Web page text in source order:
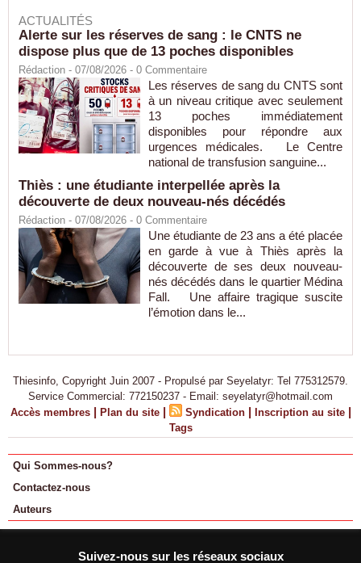
ACTUALITÉS
Alerte sur les réserves de sang : le CNTS ne
dispose plus que de 13 poches disponibles
Rédaction - 07/08/2026 - 0 Commentaire
Les réserves de sang du CNTS sont
à un niveau critique avec seulement
13 poches immédiatement
disponibles pour répondre aux
urgences médicales. Le Centre
national de transfusion sanguine...
Thiès : une étudiante interpellée après la
découverte de deux nouveau-nés décédés
Rédaction - 07/08/2026 - 0 Commentaire
Une étudiante de 23 ans a été placée
en garde à vue à Thiès après la
découverte de ses deux nouveau-
nés décédés dans le quartier Médina
Fall. Une affaire tragique suscite
l’émotion dans le...
Thiesinfo, Copyright Juin 2007 - Propulsé par Seyelatyr: Tel 775312579.
Service Commercial: 772150237 - Email: seyelatyr@hotmail.com
Accès membres | Plan du site | Syndication | Inscription au site |
Tags
Qui Sommes-nous?
Contactez-nous
Auteurs
Suivez-nous sur les réseaux sociaux